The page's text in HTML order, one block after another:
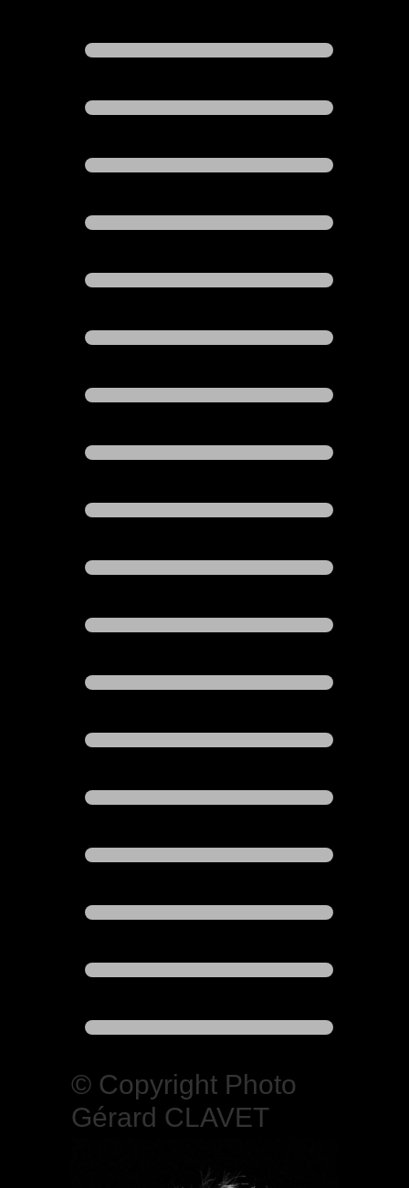
© Copyright Photo
Gérard CLAVET